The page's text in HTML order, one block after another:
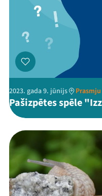
Threads
2023. gada 9. jūnijs
Pašizpētes spēle